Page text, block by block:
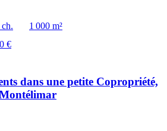
1 000 m²
€
dans une petite Copropriété,